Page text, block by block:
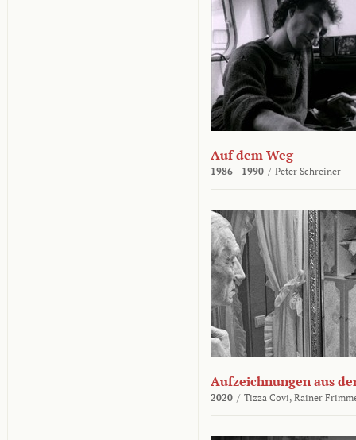
Auf dem Weg
1986 - 1990 / Peter Schreiner
Aufzeichnungen aus
2020 / Tizza Covi, Rainer